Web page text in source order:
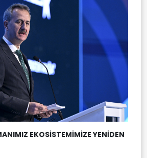
EKOSİSTEMİMİZE YENİDEN